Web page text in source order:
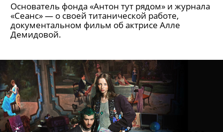
Основатель фонда «Антон тут рядом» и журнала
«Сеанс» — о своей титанической работе,
документальном фильм об актрисе Алле
Демидовой.